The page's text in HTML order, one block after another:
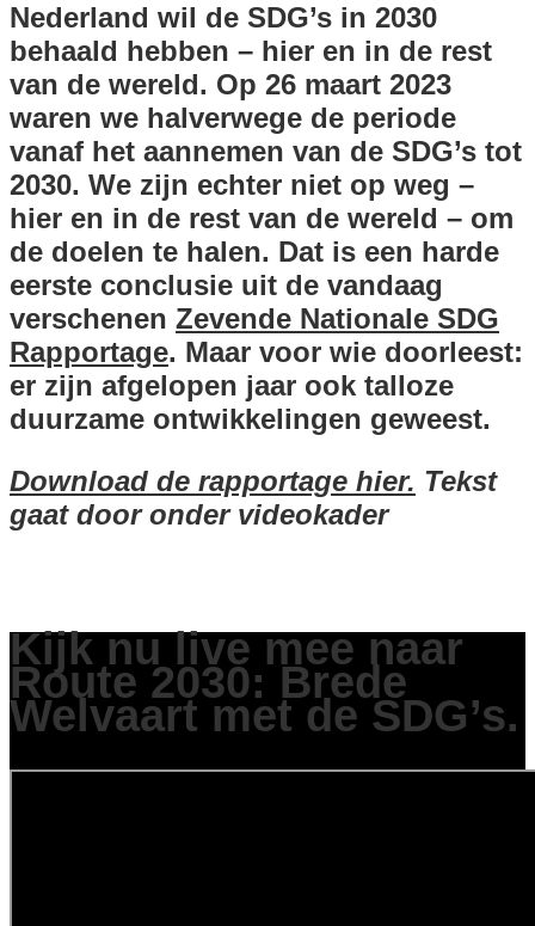
Nederland wil de SDG’s in 2030
behaald hebben – hier en in de rest
van de wereld. Op 26 maart 2023
waren we halverwege de periode
vanaf het aannemen van de SDG’s tot
2030. We zijn echter niet op weg –
hier en in de rest van de wereld – om
de doelen te halen. Dat is een harde
eerste conclusie uit de vandaag
verschenen Zevende Nationale SDG
Rapportage. Maar voor wie doorleest:
er zijn afgelopen jaar ook talloze
duurzame ontwikkelingen geweest.
Download de rapportage hier. Tekst
gaat door onder videokader
Kijk nu live mee naar
Route 2030: Brede
Welvaart met de SDG’s.